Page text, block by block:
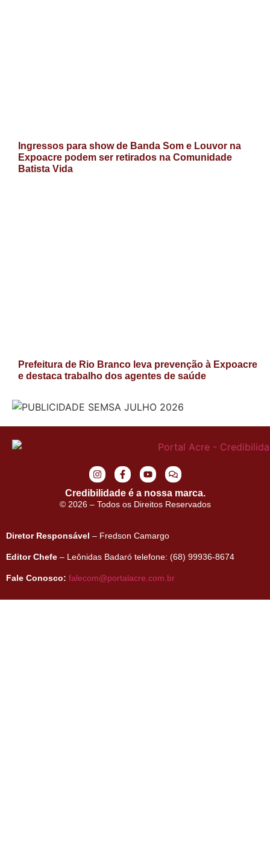
Ingressos para show de Banda Som e Louvor na
Expoacre podem ser retirados na Comunidade
Batista Vida
Prefeitura de Rio Branco leva prevenção à Expoacre
e destaca trabalho dos agentes de saúde
Credibilidade é a nossa marca.
© 2026 – Todos os Direitos Reservados
Diretor Responsável – Fredson Camargo
Editor Chefe – Leônidas Badaró telefone: (68) 99936-8674
Fale Conosco: falecom@portalacre.com.br